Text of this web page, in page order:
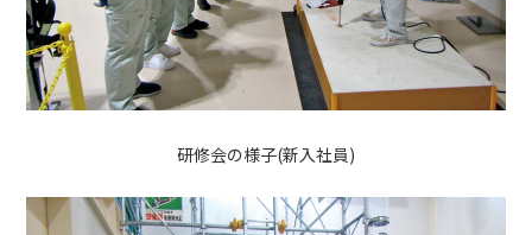
研修会の様子(新入社員)